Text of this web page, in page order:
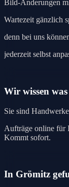
Bild-Änderungen
Wartezeit gänzlich
denn bei uns
jederzeit selbst
Wir wissen
Sie sind
Aufträge online für
Kommt sofort.
In Grömitz